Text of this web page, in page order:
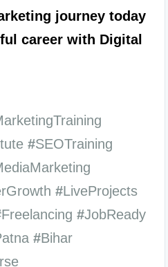
journey today
career with Digital
#SEOTraining
#LiveProjects
Freelancing #JobReady
#Bihar